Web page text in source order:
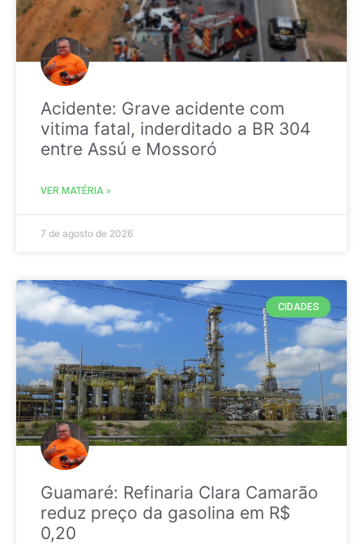
Acidente: Grave acidente com
vitima fatal, inderditado a BR 304
entre Assú e Mossoró
VER MATÉRIA »
7 de agosto de 2026
CIDADES
Guamaré: Refinaria Clara Camarão
reduz preço da gasolina em R$
0,20